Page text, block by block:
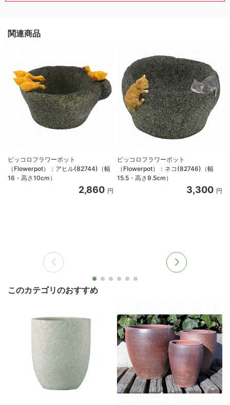
関連商品
ピッコロフラワーポット
（Flowerpot）：アヒル(82744)（幅
16・高さ10cm）
2,860 円
ピッコロフラワーポット
（Flowerpot）：ネコ(82746)（幅
15.5・高さ9.5cm）
3,300 円
このカテゴリのおすすめ